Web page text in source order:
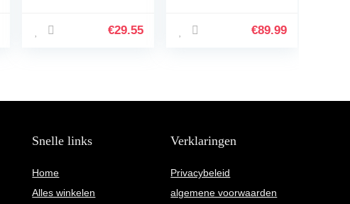
€29.55
stuurvlieger, kite,
€89.99
Snelle links
Home
Alles winkelen
Verklaringen
Privacybeleid
algemene voorwaarden